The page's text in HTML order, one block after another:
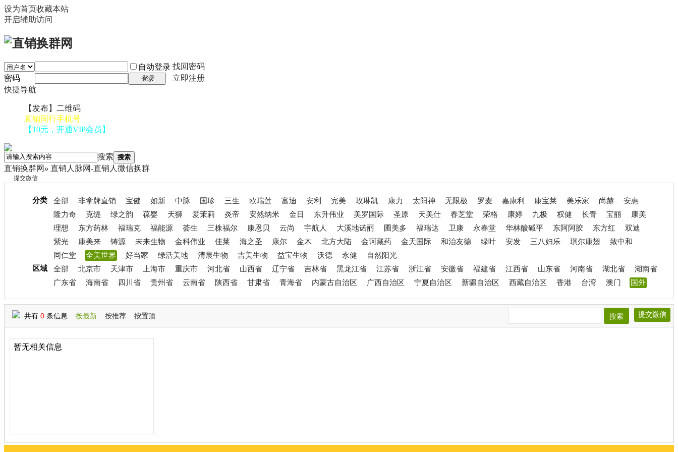
设为首页收藏本站
开启辅助访问
自动登录 找回密码
密码
登录
立即注册
快捷导航
【发布】二维码
直销同行手机号
【10元，开通VIP会员】
搜索 搜索
直销换群网 » 直销人脉网-直销人微信换群
提交微信
分类 全部 非拿牌直销 宝健 如新 中脉 国珍 三生 欧瑞莲 富迪 安利 完美 玫琳凯 康力 太阳神 无限极 罗麦 嘉康利 康宝莱 美乐家 尚赫
安惠
隆力奇
克缇 绿之韵 葆婴 天狮 爱茉莉 炎帝 安然纳米 金日 东升伟业 美罗国际 圣原 天美仕 春芝堂 荣格 康婷 九极 权健 长青 宝丽
康美
理想
东方药林 福瑞克 福能源 荟生 三株福尔 康恩贝 云尚 宇航人 大溪地诺丽 圃美多 福瑞达 卫康 永春堂 华林酸碱平 东阿阿胶 东方红
双迪
紫光
康美来 铸源 未来生物 金科伟业 佳莱 海之圣 康尔 金木 北方大陆 金诃藏药 金天国际 和治友德 绿叶 安发 三八妇乐 琪尔康翅
致中和
同仁堂
全美世界 好当家 绿活美地 清晨生物 吉美生物 益宝生物 沃德 永健
自然阳光
区域
全部 北京市 天津市 上海市 重庆市 河北省 山西省 辽宁省 吉林省 黑龙江省 江苏省 浙江省 安徽省 福建省 江西省 山东省 河南省 湖北省
湖南省
广东省
海南省 四川省 贵州省 云南省 陕西省 甘肃省 青海省 内蒙古自治区 广西自治区 宁夏自治区 新疆自治区 西藏自治区 香港 台湾 澳门 国外
搜索 提交微信
共有 0 条信息 按最新 按推荐 按置顶
暂无相关信息